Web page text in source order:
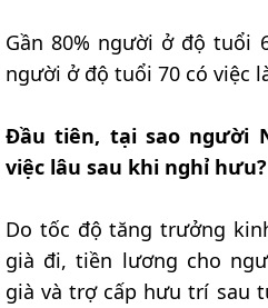
Gần 80% người ở độ tuổi
người ở độ tuổi 70 có việc
Đầu tiên, tại sao người
việc lâu sau khi nghỉ hưu?
Do tốc độ tăng trưởng
già đi, tiền lương cho
già và trợ cấp hưu trí sau